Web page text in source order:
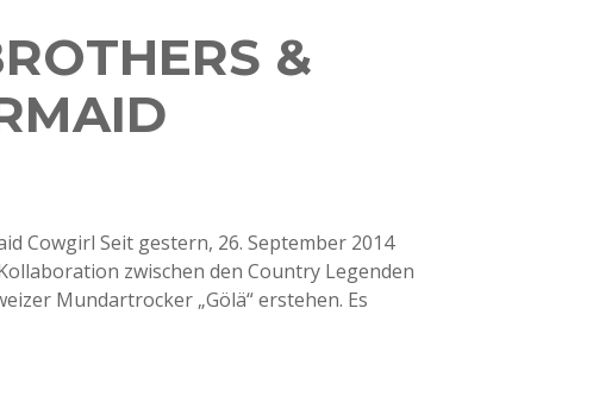
&
Cowgirl Seit gestern, 26. September 2014
zwischen den Country Legenden
Mundartrocker „Gölä“ erstehen. Es